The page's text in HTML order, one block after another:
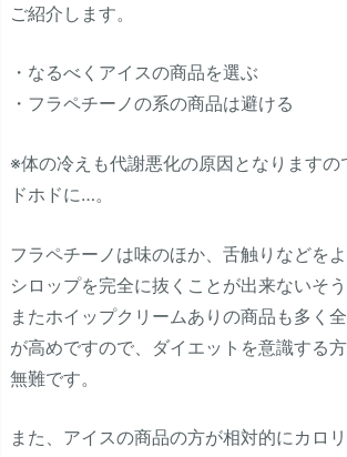
ご紹介します。
・なるべくアイスの商品を選ぶ
・フラペチーノの系の商品は避ける
※体の冷えも代謝悪化の原因となりますの
ドホドに…。
フラペチーノは味のほか、舌触りなどを
シロップを完全に抜くことが出来ないそう
またホイップクリームありの商品も多く
が高めですので、ダイエットを意識する
無難です。
また、アイスの商品の方が相対的にカロ